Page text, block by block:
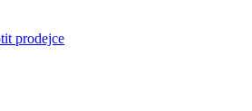
prodejce